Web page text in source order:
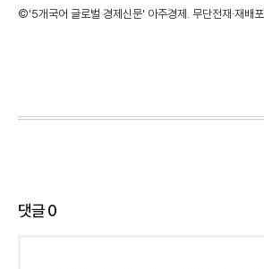
©'5개국어 글로벌 경제신문' 아주경제. 무단전재·재배
댓글0